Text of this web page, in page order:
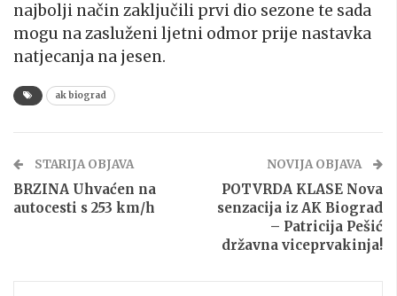
najbolji način zaključili prvi dio sezone te sada
mogu na zasluženi ljetni odmor prije nastavka
natjecanja na jesen.
ak biograd
STARIJA OBJAVA
BRZINA Uhvaćen na
autocesti s 253 km/h
NOVIJA OBJAVA
POTVRDA KLASE Nova
senzacija iz AK Biograd
– Patricija Pešić
državna viceprvakinja!